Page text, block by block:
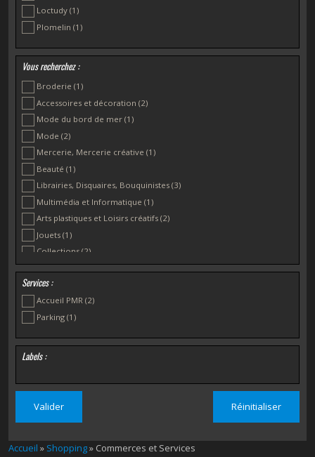
Loctudy(1)
Plomelin(1)
Vous recherchez :
Broderie(1)
Accessoires et décoration(2)
Mode du bord de mer(1)
Mode(2)
Mercerie, Mercerie créative(1)
Beauté(1)
Librairies, Disquaires, Bouquinistes(3)
Multimédia et Informatique(1)
Arts plastiques et Loisirs créatifs(2)
Jouets(1)
Collections(2)
Ameublement et Décoration(1)
Faïences - Arts de la table - Souvenirs
Antiquaires et Brocantes
Autres(1)
Services :
Accueil PMR(2)
Parking(1)
Labels :
Accueil » Shopping» Commerces et Services